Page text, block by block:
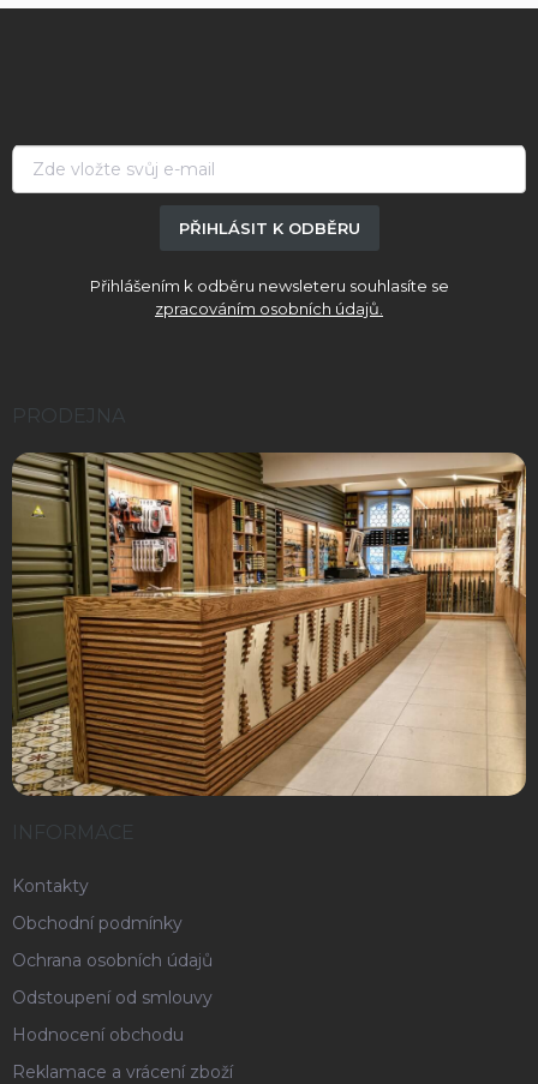
PŘIHLÁSIT K ODBĚRU
Přihlášením k odběru newsleteru souhlasíte se
zpracováním osobních údajů.
PRODEJNA
INFORMACE
Kontakty
Obchodní podmínky
Ochrana osobních údajů
Odstoupení od smlouvy
Hodnocení obchodu
Reklamace a vrácení zboží